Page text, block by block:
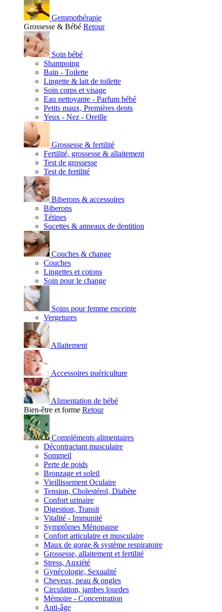
Gemmothérapie
Grossesse & Bébé Retour
Soin bébé
Shampoing
Bain - Toilette
Lingette & lait de toilette
Soin corps et visage
Eau nettoyante - Parfum bébé
Petits maux, Premières dents
Yeux - Nez - Oreille
Grossesse & fertilité
Fertilité, grossesse & allaitement
Test de grossesse
Test de fertilité
Biberons & accessoires
Biberons
Tétines
Sucettes & anneaux de dentition
Couches & change
Couches
Lingettes et cotons
Soin pour le change
Soins pour femme enceinte
Vergetures
Allaitement
Accessoires puériculture
Alimentation de bébé
Bien-être et forme Retour
Compléments alimentaires
Décontractant musculaire
Sommeil
Perte de poids
Bronzage et soleil
Vieillissement Oculaire
Tension, Cholestérol, Diabète
Confort urinaire
Digestion, Transit
Vitalité - Immunité
Symptômes Ménopause
Confort articulaire et musculaire
Maux de gorge & système respiratoire
Grossesse, allaitement et fertilité
Stress, Anxiété
Gynécologie, Sexualité
Cheveux, peau & ongles
Circulation, jambes lourdes
Mémoire - Concentration
Anti-âge